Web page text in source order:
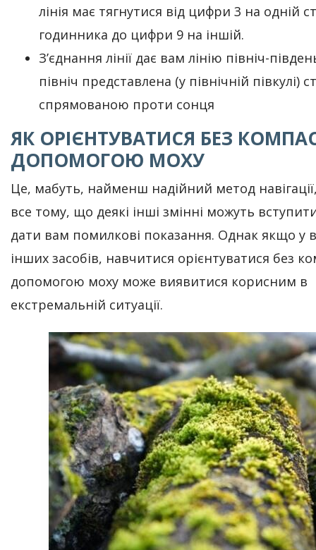
лінія має тягнутися від цифри 3 на одній
годинника до цифри 9 на іншій.
З’єднання лінії дає вам лінію північ-
північ представлена ​​(у північній півкулі)
спрямованою проти сонця
ЯК ОРІЄНТУВАТИСЯ БЕЗ
ДОПОМОГОЮ МОХУ
Це, мабуть, найменш надійний метод
все тому, що деякі інші змінні можуть
дати вам помилкові показання. Однак якщо у
інших засобів, навчитися орієнтуватися без
допомогою моху може виявитися корисним в
екстремальній ситуації.